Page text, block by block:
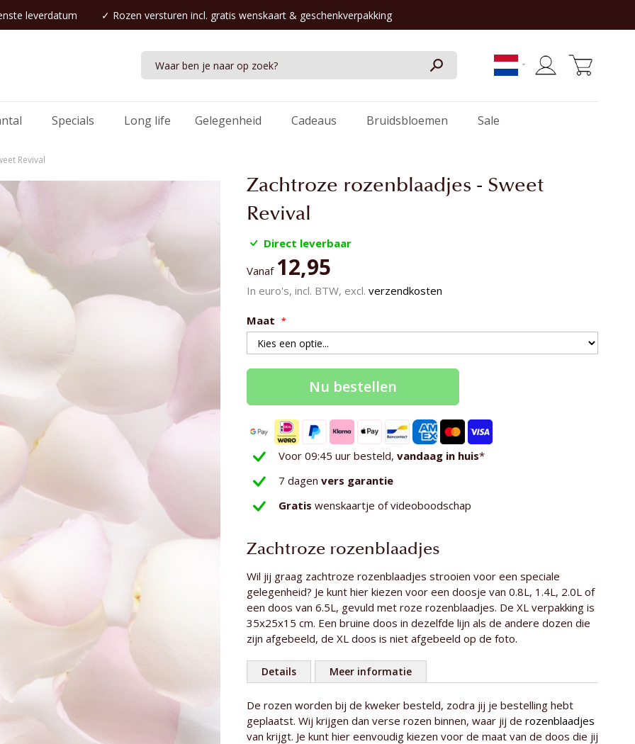
leverdatum ✓ Rozen versturen incl. gratis wenskaart & geschenkverpakking
Specials Long life Gelegenheid Cadeaus Bruidsbloemen Sale
Revival
Zachtroze rozenblaadjes - Sweet
Revival
Direct leverbaar
Vanaf 12,95
In euro's, incl. BTW, excl. verzendkosten
Maat
Nu bestellen
Voor 09:45 uur besteld, vandaag in huis*
7 dagen vers garantie
Gratis wenskaartje of videoboodschap
Zachtroze rozenblaadjes
Wil jij graag zachtroze rozenblaadjes strooien voor een speciale
gelegenheid? Je kunt hier kiezen voor een doosje van 0.8L, 1.4L, 2.0L of
een doos van 6.5L, gevuld met roze rozenblaadjes. De XL verpakking is
35x25x15 cm. Een bruine doos in dezelfde lijn als de andere dozen die
zijn afgebeeld, de XL doos is niet afgebeeld op de foto.
Details
Meer
informatie
Maatspecificatie
Small - 0,8L - ca. 5 tot 7 rozen
Medium - 1,4L - ca. 7 tot 10 rozen
Meer informatie
De rozen worden bij de kweker besteld, zodra jij je bestelling hebt
geplaatst. Wij krijgen dan verse rozen binnen, waar jij de rozenblaadjes
van krijgt. Je kunt hier eenvoudig kiezen voor de maat van de doos die jij